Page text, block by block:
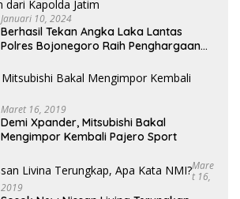
Januari 10, 2024
Berhasil Tekan Angka Laka Lantas
Polres Bojonegoro Raih Penghargaan
Maret 16, 2019
Demi Xpander, Mitsubishi Bakal
Mengimpor Kembali Pajero Sport
Mare
T 16,
2019